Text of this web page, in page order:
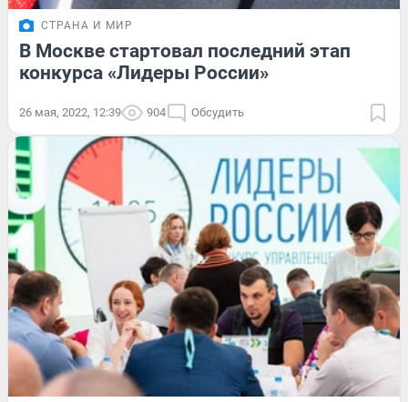
СТРАНА И МИР
В Москве стартовал последний этап
конкурса «Лидеры России»
26 мая, 2022, 12:39 904 Обсудить